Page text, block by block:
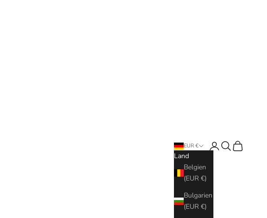
EUR €
Land
Belgien
(EUR €)
Bulgarien
(EUR €)
Anmelden
SuchenWarenkorb